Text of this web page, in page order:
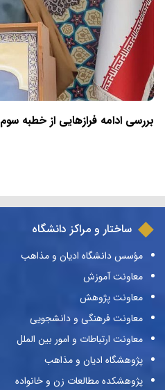
بررسی ادامه فرازهایی از خطبه سوم
ساختار و مراکز دانشگاه
مؤسس دانشگاه ادیان و مذاهب
معاونت آموزش
معاونت پژوهش
معاونت فرهنگی و دانشجویی
معاونت ارتباطات و امور بین الملل
پژوهشگاه ادیان و مذاهب
پژوهشکده مطالعات زن و خانواده